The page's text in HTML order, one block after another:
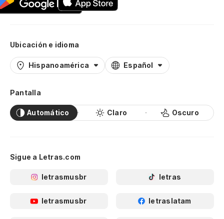
Ubicación e idioma
Hispanoamérica Español
Pantalla
Automático Claro Oscuro
Sigue a Letras.com
letrasmusbr letras
letrasmusbr letraslatam